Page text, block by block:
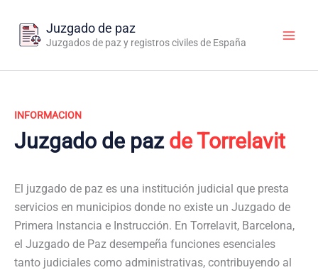
contenido
Juzgado de paz
Juzgados de paz y registros civiles de España
INFORMACION
Juzgado de paz de Torrelavit
El juzgado de paz es una institución judicial que presta
servicios en municipios donde no existe un Juzgado de
Primera Instancia e Instrucción. En Torrelavit, Barcelona,
el Juzgado de Paz desempeña funciones esenciales
tanto judiciales como administrativas, contribuyendo al